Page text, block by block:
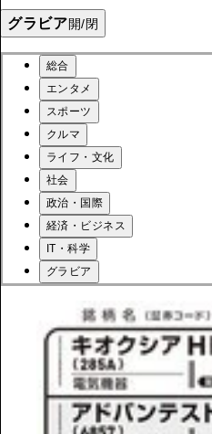
グラビア開/閉
総合
エンタメ
スポーツ
クルマ
ライフ・文化
社会
政治・国際
経済・ビジネス
IT・科学
グラビア